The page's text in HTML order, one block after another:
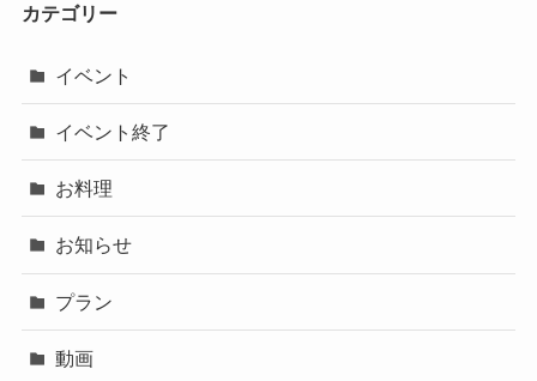
カテゴリー
イベント
イベント終了
お料理
お知らせ
プラン
動画